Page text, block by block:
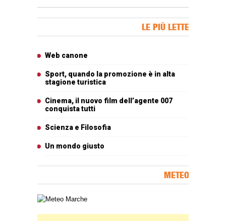
LE PIÙ LETTE
Web canone
Sport, quando la promozione è in alta
stagione turistica
Cinema, il nuovo film dell’agente 007
conquista tutti
Scienza e Filosofia
Un mondo giusto
METEO
Carta meteorologica delle Marche